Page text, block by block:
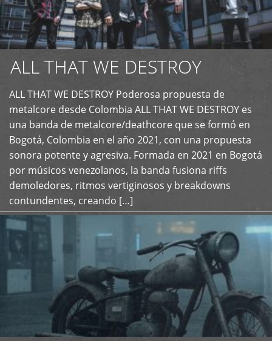
ALL THAT WE DESTROY
ALL THAT WE DESTROY Poderosa propuesta de
metalcore desde Colombia ALL THAT WE DESTROY es
una banda de metalcore/deathcore que se formó en
Bogotá, Colombia en el año 2021, con una propuesta
sonora potente y agresiva. Formada en 2021 en Bogotá
por músicos venezolanos, la banda fusiona riffs
demoledores, ritmos vertiginosos y breakdowns
contundentes, creando […]
+